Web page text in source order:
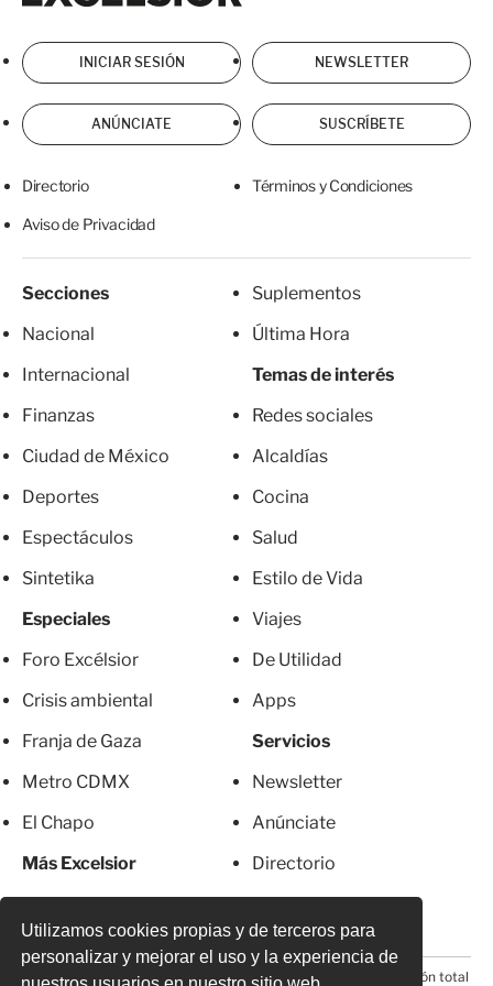
Utilizamos cookies propias y de terceros para
personalizar y mejorar el uso y la experiencia de
INICIAR SESIÓN NEWSLETTER
ANÚNCIATE SUSCRÍBETE
Directorio Términos y Condiciones
Aviso de Privacidad
Secciones
Nacional
Internacional
Finanzas
Ciudad de México
Deportes
Espectáculos
Sintetika
Especiales
Foro Excélsior
Crisis ambiental
Franja de Gaza
Metro CDMX
El Chapo
Más Excelsior
Suplementos
Última Hora
Temas de interés
Redes sociales
Alcaldías
Cocina
Salud
Estilo de Vida
Viajes
De Utilidad
Apps
Servicios
Newsletter
Anúnciate
Directorio
© 2026 Todos los derechos reservados. Prohibida la reproducción total